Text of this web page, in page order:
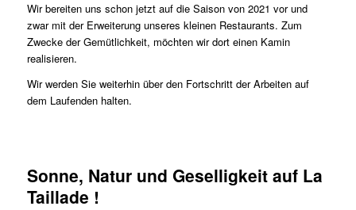
Wir bereiten uns schon jetzt auf die Saison von 2021 vor und
zwar mit der Erweiterung unseres kleinen Restaurants. Zum
Zwecke der Gemütlichkeit, möchten wir dort einen Kamin
realisieren.
Wir werden Sie weiterhin über den Fortschritt der Arbeiten auf
dem Laufenden halten.
Sonne, Natur und Geselligkeit auf La
Taillade !